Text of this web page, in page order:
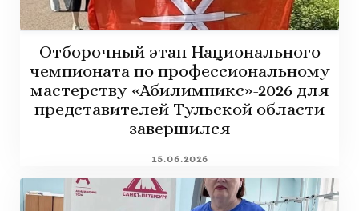
Отборочный этап Национального
чемпионата по профессиональному
мастерству «Абилимпикс»-2026 для
представителей Тульской области
завершился
15.06.2026